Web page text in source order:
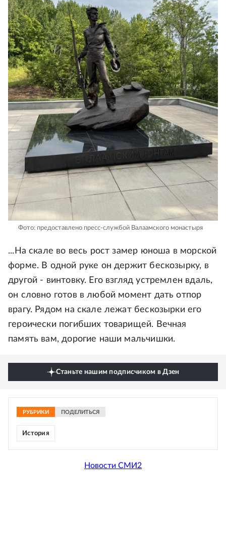
Фото: предоставлено пресс-службой Валаамского монастыря
...На скале во весь рост замер юноша в морской
форме. В одной руке он держит бескозырку, в
другой - винтовку. Его взгляд устремлен вдаль,
он словно готов в любой момент дать отпор
врагу. Рядом на скале лежат бескозырки его
героически погибших товарищей. Вечная
память вам, дорогие наши мальчишки.
Станьте нашим подписчиком в Дзен
РУБРИКИ ПОДЕЛИТЬСЯ
История
Новости СМИ2